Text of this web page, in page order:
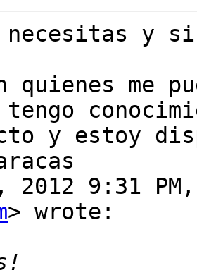
necesitas y
quienes me
y estoy
2012 9:31
> wrote: